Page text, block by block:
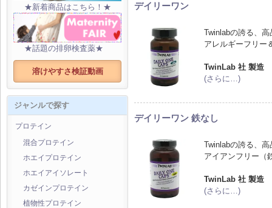
★新着商品はこちら！★
★話題の排卵検査薬★
溶けやすさ検証動画
ジャンルで探す
プロテイン
混合プロテイン
ホエイプロテイン
ホエイアイソレート
カゼインプロテイン
植物性プロテイン
デイリーワン
Twinlabの誇る、
アレルギーフリー
TwinLab 社 製造
(さらに…)
デイリーワン 鉄なし
Twinlabの誇る、
アイアンフリー（
TwinLab 社 製造
(さらに…)